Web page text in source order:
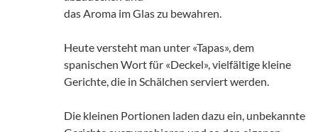
das Aroma im Glas zu bewahren.
Heute versteht man unter «Tapas», dem
spanischen Wort für «Deckel», vielfältige kleine
Gerichte, die in Schälchen serviert werden.
Die kleinen Portionen laden dazu ein, unbekannte